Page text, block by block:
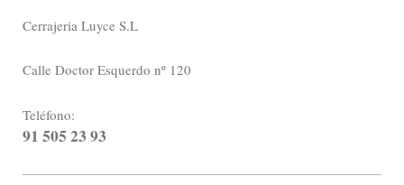
Cerrajeria Luyce S.L
Calle Doctor Esquerdo nº 120
Teléfono:
91 505 23 93